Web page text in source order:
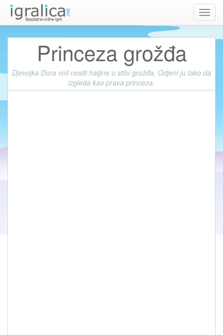
Princeza grožđa
Djevojka Dora voli nositi haljine u stilu grožđa. Odjeni ju tako da
izgleda kao prava princeza.